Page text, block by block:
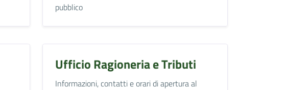
pubblico
Ufficio Ragioneria e Tributi
Informazioni, contatti e orari di apertura al